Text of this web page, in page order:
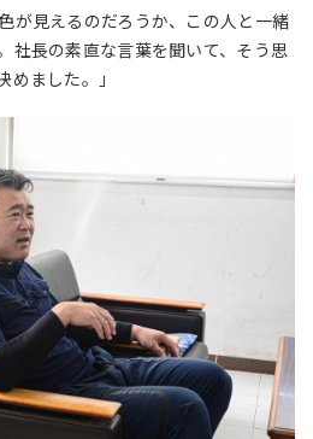
が見えるのだろうか、この人と一緒
社長の素直な言葉を聞いて、そう思
めました。」